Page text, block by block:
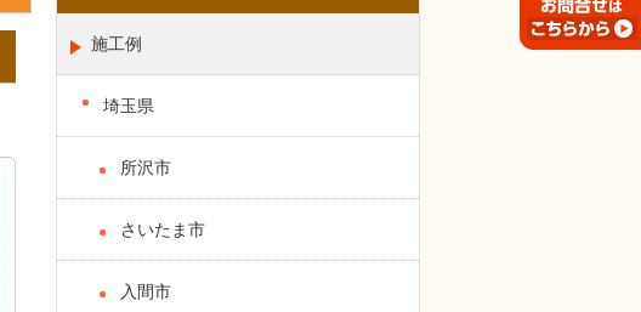
施工例
埼玉県
所沢市
さいたま市
入間市